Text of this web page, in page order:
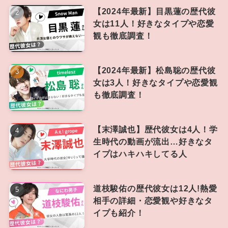
【2024年最新】目黒蓮の歴代彼
女は11人！好きなタイプや恋愛
観も徹底調査！
【2024年最新】松島聡の歴代彼
女は3人！好きなタイプや恋愛観
も徹底調査！
【末澤誠也】歴代彼女は4人！学
生時代の動画が流出…好きなタ
イプはハキハキしてる人
道枝駿佑の歴代彼女は12人!熱愛
相手の詳細・恋愛観や好きなタ
イプも紹介！